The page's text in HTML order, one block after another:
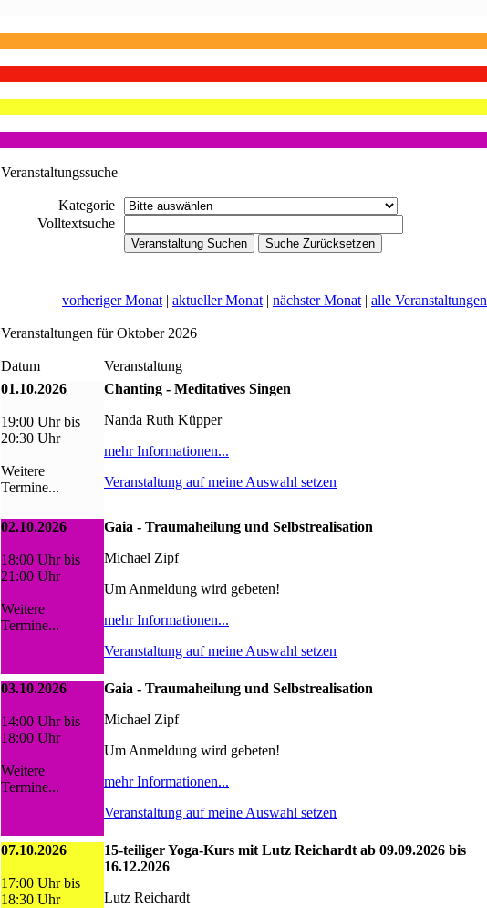
Veranstaltungssuche
Kategorie
Volltextsuche
vorheriger Monat | aktueller Monat | nächster Monat | alle Veranstaltungen
Veranstaltungen für Oktober 2026
Datum
Veranstaltung
01.10.2026
19:00 Uhr bis
20:30 Uhr
Weitere
Termine...
Chanting - Meditatives Singen
Nanda Ruth Küpper
mehr Informationen...
Veranstaltung auf meine Auswahl setzen
02.10.2026
18:00 Uhr bis
21:00 Uhr
Weitere
Termine...
Gaia - Traumaheilung und Selbstrealisation
Michael Zipf
Um Anmeldung wird gebeten!
mehr Informationen...
Veranstaltung auf meine Auswahl setzen
03.10.2026
14:00 Uhr bis
18:00 Uhr
Weitere
Termine...
Gaia - Traumaheilung und Selbstrealisation
Michael Zipf
Um Anmeldung wird gebeten!
mehr Informationen...
Veranstaltung auf meine Auswahl setzen
07.10.2026
17:00 Uhr bis
18:30 Uhr
15-teiliger Yoga-Kurs mit Lutz Reichardt ab 09.09.2026 bis
16.12.2026
Lutz Reichardt